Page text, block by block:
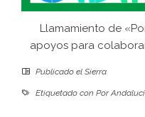
Llamamiento de «
apoyos para
Publicado el Sierra
Etiquetado con Por